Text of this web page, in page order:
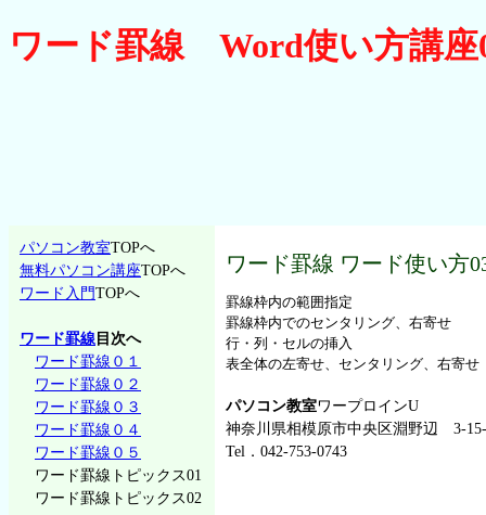
ワード罫線 Word使い方講
パソコン教室TOPへ
無料パソコン講座TOPへ
ワード入門TOPへ
ワード罫線 目次へ
ワード罫線０１
ワード罫線０２
ワード罫線０３
ワード罫線０４
ワード罫線０５
ワード罫線トピックス01
ワード罫線トピックス02
ワード罫線 ワード使い方
罫線枠内の範囲指定
罫線枠内でのセンタリング、右寄せ
行・列・セルの挿入
表全体の左寄せ、センタリング、右寄せ
パソコン教室ワープロインU
神奈川県相模原市中央区淵野辺 3-
Tel．042-753-0743